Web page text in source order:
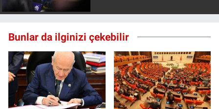
Bunlar da ilginizi çekebilir